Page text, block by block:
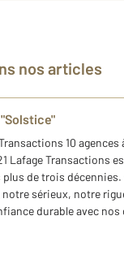
nos articles
10
Lafage Transactions
plus de trois
sérieux, notre
durable avec